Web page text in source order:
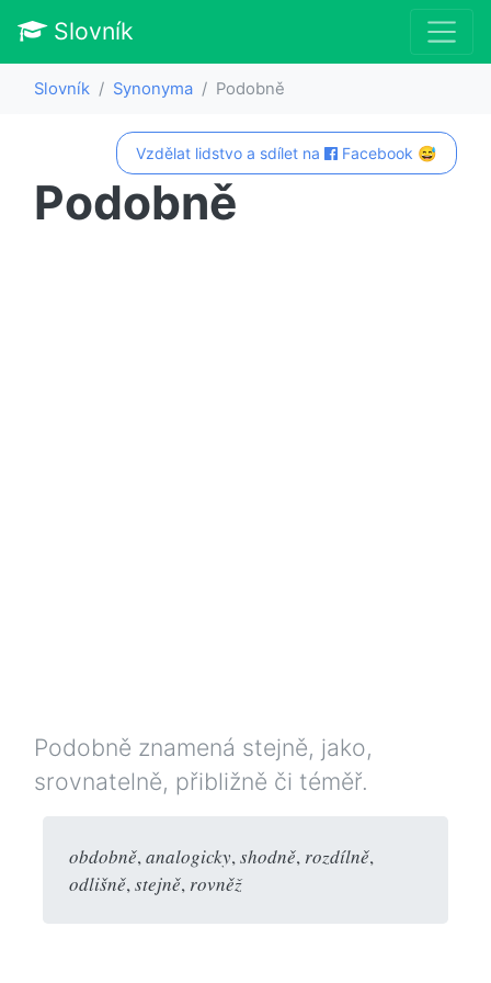
Slovník
Slovník Synonyma Podobně
Vzdělat lidstvo a sdílet na Facebook 😅
Podobně
Podobně znamená stejně, jako,
srovnatelně, přibližně či téměř.
obdobně,analogicky,shodně, rozdílně,
odlišně,stejně, rovněž